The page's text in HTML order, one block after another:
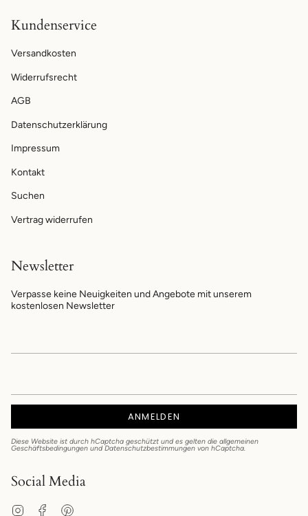
Kundenservice
Versandkosten
Widerrufsrecht
AGB
Datenschutzerklärung
Impressum
Kontakt
Suchen
Vertrag widerrufen
Newsletter
Verpasse keine Neuigkeiten und Angebote mit unserem
kostenlosen Newsletter
ANMELDEN
Diese Website ist durch hCaptcha geschützt und es gelten die allgemeinen
Geschäftsbedingungen und Datenschutzbestimmungen von hCaptcha.
Social Media
InstagramFacebook